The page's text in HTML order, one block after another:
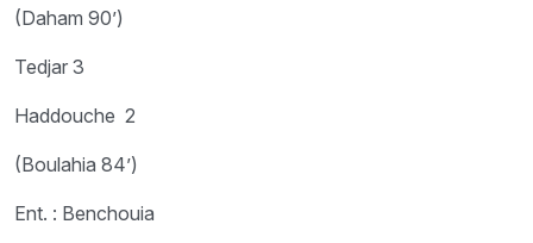
(Daham 90’)
Tedjar 3
Haddouche 2
(Boulahia 84’)
Ent. : Benchouia